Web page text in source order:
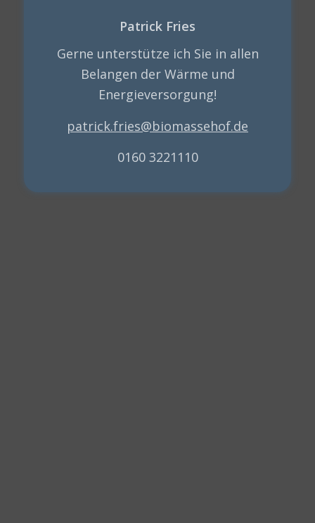
Patrick Fries
Gerne unterstütze ich Sie in allen
Belangen der Wärme und
Energieversorgung!
patrick.fries@biomassehof.de
0160 3221110